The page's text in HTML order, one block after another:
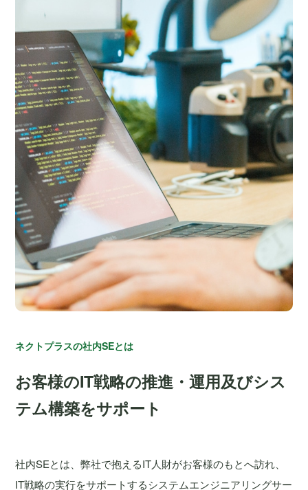
ネクトプラスの社内SEとは
お客様のIT戦略の推進・運用及びシス
テム構築をサポート
社内SEとは、弊社で抱えるIT人財がお客様のもとへ訪れ、
IT戦略の実行をサポートするシステムエンジニアリングサー